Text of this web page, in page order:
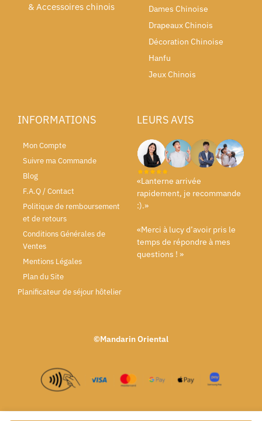
& Accessoires chinois
Dames Chinoise
Drapeaux Chinois
Décoration Chinoise
Hanfu
Jeux Chinois
INFORMATIONS
Mon Compte
Suivre ma Commande
Blog
F.A.Q / Contact
Politique de remboursement
et de retours
Conditions Générales de
Ventes
Mentions Légales
Plan du Site
Planificateur de séjour hôtelier
LEURS AVIS
«Lanterne arrivée
rapidement, je recommande
:).»
«Merci à lucy d’avoir pris le
temps de répondre à mes
questions ! »
©Mandarin Oriental